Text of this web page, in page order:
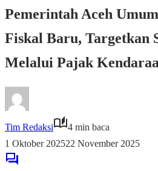
Pemerintah Aceh
Fiskal Baru, Targetkan
Melalui Pajak
Tim Redaksi
4 min baca
1 Oktober 202522 November 2025